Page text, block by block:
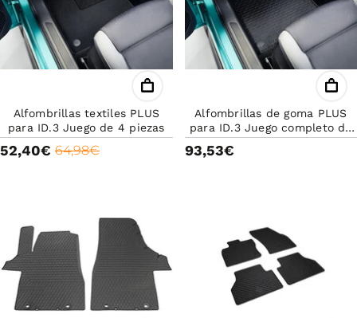
Alfombrillas textiles PLUS
para ID.3 Juego de 4 piezas
64,98€
52,40€
Alfombrillas de goma PLUS
para ID.3 Juego completo de
4 piezas
93,53€